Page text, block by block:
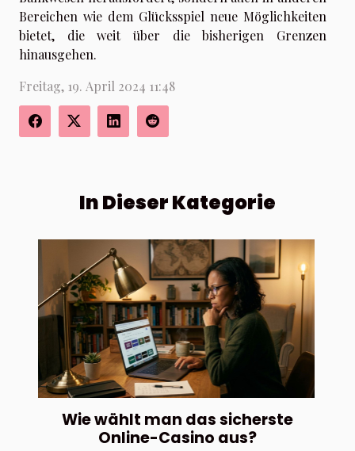
Bereichen wie dem Glücksspiel neue Möglichkeiten
bietet, die weit über die bisherigen Grenzen
hinausgehen.
Freitag, 19. April 2024 11:48
In Dieser Kategorie
Wie wählt man das sicherste
Online-Casino aus?